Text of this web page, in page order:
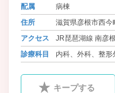
配属
病棟
住所
滋賀県彦根市西今
アクセス
JR琵琶湖線 南彦
診療科目
内科、外科、整形
科、婦人科、リ
キープする